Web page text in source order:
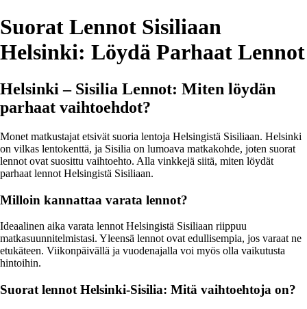
Suorat Lennot Sisiliaan
Helsinki: Löydä Parhaat Lennot
Helsinki – Sisilia Lennot: Miten löydän
parhaat vaihtoehdot?
Monet matkustajat etsivät suoria lentoja Helsingistä Sisiliaan. Helsinki
on vilkas lentokenttä, ja Sisilia on lumoava matkakohde, joten suorat
lennot ovat suosittu vaihtoehto. Alla vinkkejä siitä, miten löydät
parhaat lennot Helsingistä Sisiliaan.
Milloin kannattaa varata lennot?
Ideaalinen aika varata lennot Helsingistä Sisiliaan riippuu
matkasuunnitelmistasi. Yleensä lennot ovat edullisempia, jos varaat ne
etukäteen. Viikonpäivällä ja vuodenajalla voi myös olla vaikutusta
hintoihin.
Suorat lennot Helsinki-Sisilia: Mitä vaihtoehtoja on?